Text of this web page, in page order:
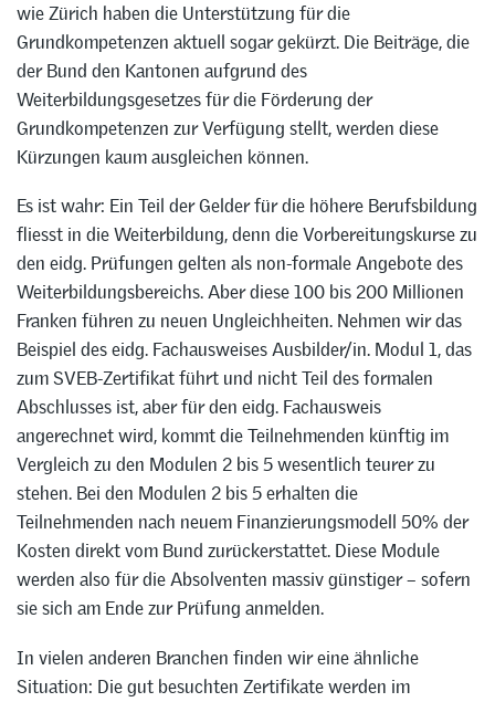
wie Zürich haben die Unterstützung für die
Grundkompetenzen aktuell sogar gekürzt. Die Beiträge, die
der Bund den Kantonen aufgrund des
Weiterbildungsgesetzes für die Förderung der
Grundkompetenzen zur Verfügung stellt, werden diese
Kürzungen kaum ausgleichen können.
Es ist wahr: Ein Teil der Gelder für die höhere Berufsbildung
fliesst in die Weiterbildung, denn die Vorbereitungskurse zu
den eidg. Prüfungen gelten als non-formale Angebote des
Weiterbildungsbereichs. Aber diese 100 bis 200 Millionen
Franken führen zu neuen Ungleichheiten. Nehmen wir das
Beispiel des eidg. Fachausweises Ausbilder/in. Modul 1, das
zum SVEB-Zertifikat führt und nicht Teil des formalen
Abschlusses ist, aber für den eidg. Fachausweis
angerechnet wird, kommt die Teilnehmenden künftig im
Vergleich zu den Modulen 2 bis 5 wesentlich teurer zu
stehen. Bei den Modulen 2 bis 5 erhalten die
Teilnehmenden nach neuem Finanzierungsmodell 50% der
Kosten direkt vom Bund zurückerstattet. Diese Module
werden also für die Absolventen massiv günstiger – sofern
sie sich am Ende zur Prüfung anmelden.
In vielen anderen Branchen finden wir eine ähnliche
Situation: Die gut besuchten Zertifikate werden im